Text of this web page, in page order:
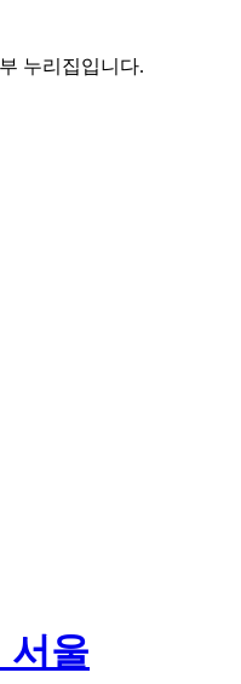
누리집입니다.
서울